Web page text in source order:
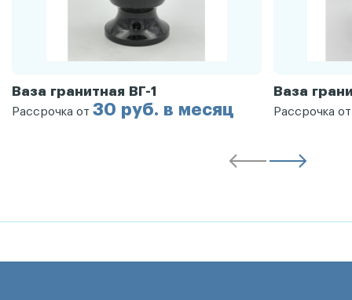
Ваза гранитная ВГ-1
Рассрочка от 30 руб. в месяц
Ваза
Рассрочка